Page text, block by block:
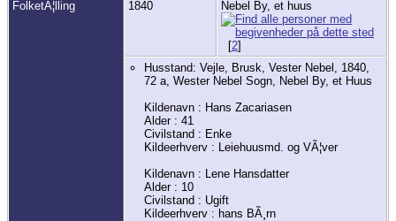
FolketÃ¦lling 1840 Nebel By, et huus
[2]
Husstand: Vejle, Brusk, Vester Nebel, 1840,
72 a, Wester Nebel Sogn, Nebel By, et Huus
Kildenavn : Hans Zacariasen
Alder : 41
Civilstand : Enke
Kildeerhverv : Leiehuusmd. og VÃ¦ver
Kildenavn : Lene Hansdatter
Alder : 10
Civilstand : Ugift
Kildeerhverv : hans BÃ¸rn